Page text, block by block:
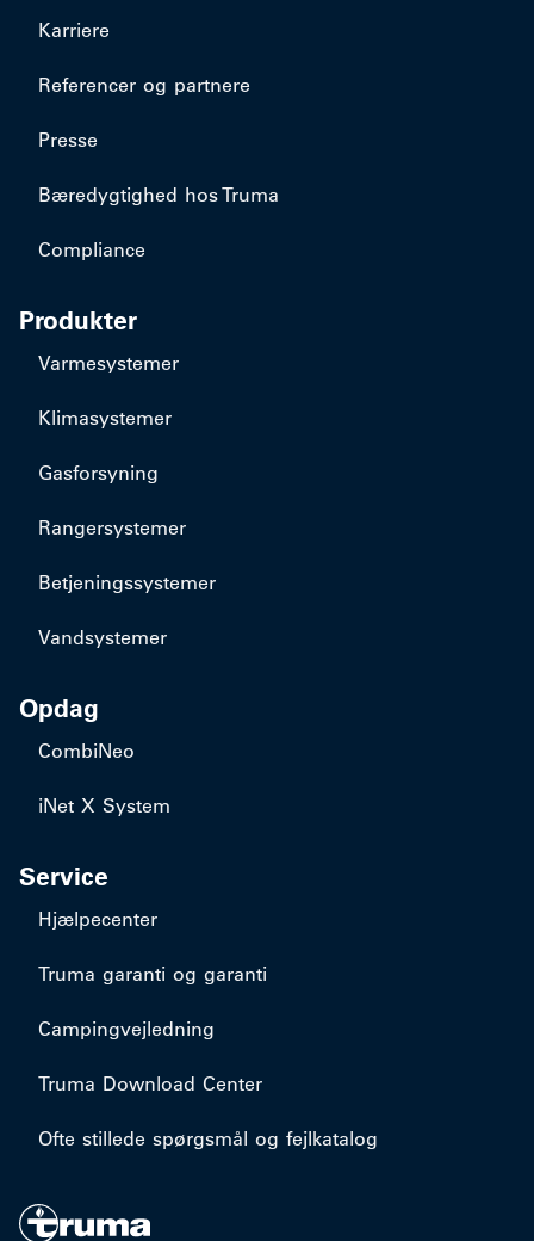
Karriere
Referencer og partnere
Presse
Bæredygtighed hos Truma
Compliance
Produkter
Varmesystemer
Klimasystemer
Gasforsyning
Rangersystemer
Betjeningssystemer
Vandsystemer
Opdag
CombiNeo
iNet X System
Service
Hjælpecenter
Truma garanti og garanti
Campingvejledning
Truma Download Center
Ofte stillede spørgsmål og fejlkatalog